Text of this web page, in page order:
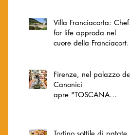
Villa Franciacorta: Chefs
for life approda nel
cuore della Franciacorta,
Firenze, nel palazzo dei
Canonici
apre "TOSCANA